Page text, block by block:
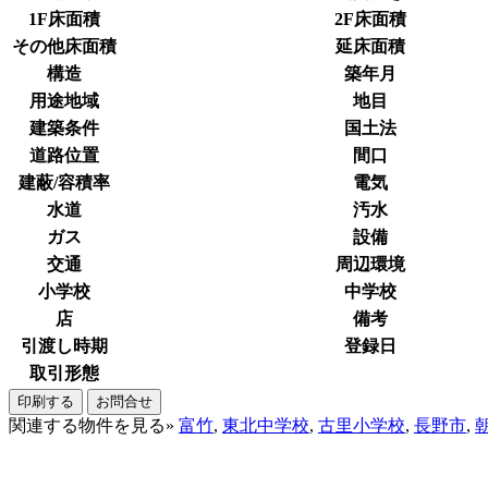
1F床面積
2F床面積
その他床面積
延床面積
構造
築年月
用途地域
地目
建築条件
国土法
道路位置
間口
建蔽/容積率
電気
水道
汚水
ガス
設備
交通
周辺環境
小学校
中学校
店
備考
引渡し時期
登録日
取引形態
印刷する お問合せ
関連する物件を見る» 富竹, 東北中学校, 古里小学校, 長野市,